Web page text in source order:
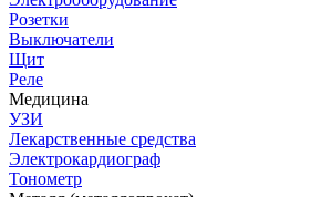
Розетки
Выключатели
Щит
Реле
Медицина
УЗИ
Лекарственные средства
Электрокардиограф
Тонометр